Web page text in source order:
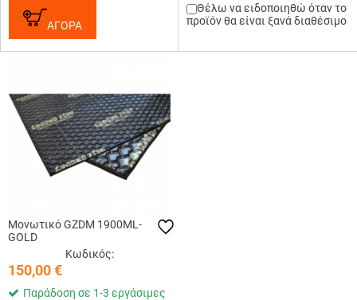
ΑΓΟΡΑ
Θέλω να ειδοποιηθώ όταν το
προϊόν θα είναι ξανά διαθέσιμο
Μονωτικό GZDM 1900ML-
GOLD
Κωδικός:
150,00€
Παράδοση σε 1-3 εργάσιμες